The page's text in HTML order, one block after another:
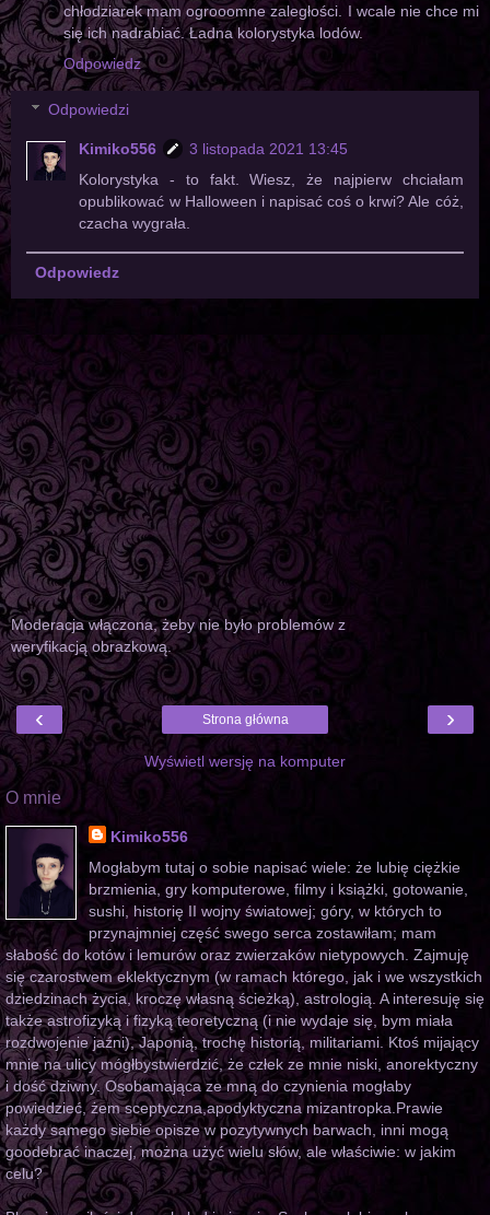
chłodziarek mam ogrooomne zaległości. I wcale nie chce mi
się ich nadrabiać. Ładna kolorystyka lodów.
Odpowiedz
Odpowiedzi
Kimiko556
3 listopada 2021 13:45
Kolorystyka - to fakt. Wiesz, że najpierw chciałam
opublikować w Halloween i napisać coś o krwi? Ale cóż,
czacha wygrała.
Odpowiedz
Moderacja włączona, żeby nie było problemów z
weryfikacją obrazkową.
‹ ›
Strona główna
Wyświetl wersję na komputer
O mnie
Kimiko556
Mogłabym tutaj o sobie napisać wiele: że lubię ciężkie
brzmienia, gry komputerowe, filmy i książki, gotowanie,
sushi, historię II wojny światowej; góry, w których to
przynajmniej część swego serca zostawiłam; mam
słabość do kotów i lemurów oraz zwierzaków nietypowych. Zajmuję
się czarostwem eklektycznym (w ramach którego, jak i we wszystkich
dziedzinach życia, kroczę własną ścieżką), astrologią. A interesuję się
także astrofizyką i fizyką teoretyczną (i nie wydaje się, bym miała
rozdwojenie jaźni), Japonią, trochę historią, militariami. Ktoś mijający
mnie na ulicy mógłbystwierdzić, że człek ze mnie niski, anorektyczny
i dość dziwny. Osobamająca ze mną do czynienia mogłaby
powiedzieć, żem sceptyczna,apodyktyczna mizantropka.Prawie
każdy samego siebie opisze w pozytywnych barwach, inni mogą
goodebrać inaczej, można użyć wielu słów, ale właściwie: w jakim
celu?